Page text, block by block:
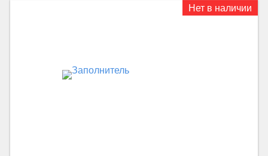
Нет в наличии